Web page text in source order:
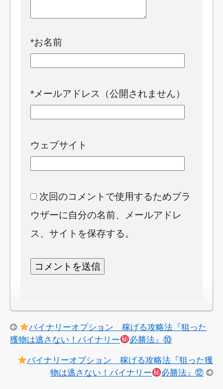
*お名前
*メールアドレス（公開されません）
ウェブサイト
次回のコメントで使用するためブラ
ウザーに自分の名前、メールアドレ
ス、サイトを保存する。
バイナリーオプション 稼げる攻略法『狙った
獲物は逃さない！バイナリー
必勝法』⑩
バイナリーオプション 稼げる攻略法『狙った獲
物は逃さない！バイナリー
必勝法』⑫